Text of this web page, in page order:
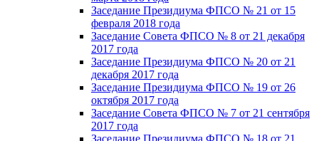
Заседание Президиума ФПСО № 21 от 15
февраля 2018 года
Заседание Совета ФПСО № 8 от 21 декабря
2017 года
Заседание Президиума ФПСО № 20 от 21
декабря 2017 года
Заседание Президиума ФПСО № 19 от 26
октября 2017 года
Заседание Совета ФПСО № 7 от 21 сентября
2017 года
Заседание Президиума ФПСО № 18 от 21